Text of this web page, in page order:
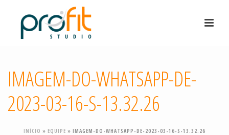
IMAGEM-DO-WHATSAPP-DE-
2023-03-16-S-13.32.26
INÍCIO » EQUIPE » IMAGEM-DO-WHATSAPP-DE-2023-03-16-S-13.32.26